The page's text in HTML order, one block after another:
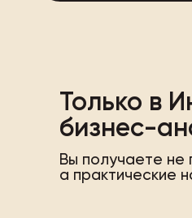
Только в
бизнес-
Вы получаете не
а практические